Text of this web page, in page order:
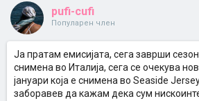
pufi-cufi
Популарен член
Ја пратам емисијата, сега заврши
снимена во Италија, сега се очекува
јануари која е снимена во Seaside
заборавев да кажам дека сум